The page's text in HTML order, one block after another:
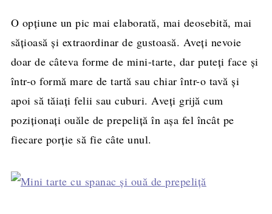
O opţiune un pic mai elaborată, mai deosebită, mai
săţioasă şi extraordinar de gustoasă. Aveţi nevoie
doar de câteva forme de mini-tarte, dar puteţi face şi
într-o formă mare de tartă sau chiar într-o tavă şi
apoi să tăiaţi felii sau cuburi. Aveţi grijă cum
poziţionaţi ouăle de prepeliţă în aşa fel încât pe
fiecare porţie să fie câte unul.